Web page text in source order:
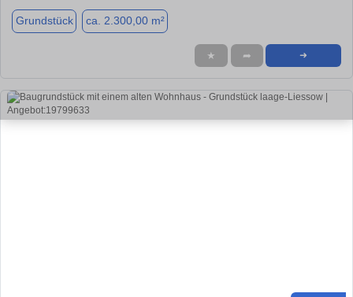
Grundstück ca. 2.300,00 m²
★ ➦ ➜